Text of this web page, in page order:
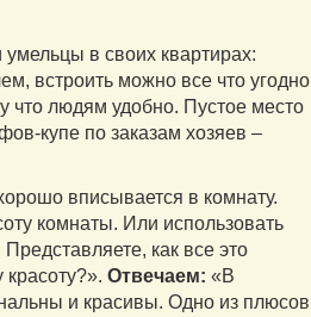
в своих квартирах:
встроить можно все что угодно
что людям удобно. Пустое место
купе по заказам хозяев –
вписывается в комнату.
комнаты. Или использовать
как все это
красоту?». Отвечаем: «В
и красивы. Одно из плюсов